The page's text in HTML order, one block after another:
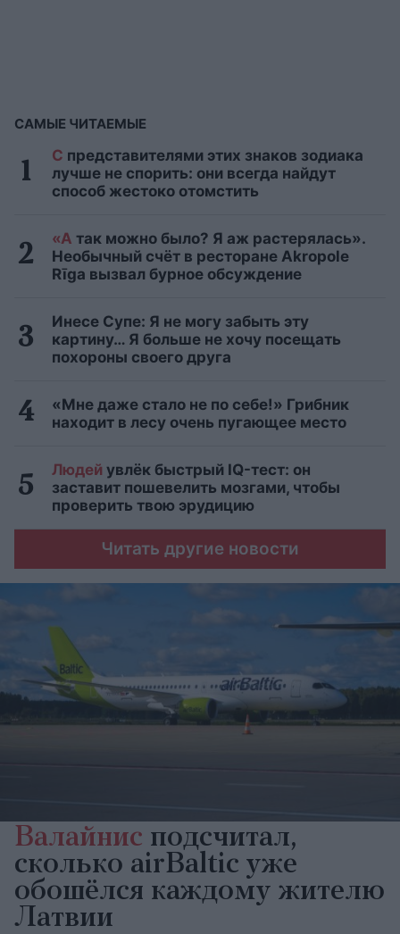
САМЫЕ ЧИТАЕМЫЕ
С представителями этих знаков зодиака
лучше не спорить: они всегда найдут
способ жестоко отомстить
«А так можно было? Я аж растерялась».
Необычный счёт в ресторане Akropole
Rīga вызвал бурное обсуждение
Инесе Супе: Я не могу забыть эту
картину… Я больше не хочу посещать
похороны своего друга
«Мне даже стало не по себе!» Грибник
находит в лесу очень пугающее место
Людей увлёк быстрый IQ-тест: он
заставит пошевелить мозгами, чтобы
проверить твою эрудицию
Читать другие новости
Валайнис подсчитал,
сколько airBaltic уже
обошёлся каждому жителю
Латвии